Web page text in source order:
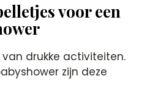
voor een
drukke activiteiten.​
zijn deze